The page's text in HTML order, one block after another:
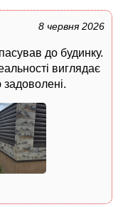
8 червня 2026
до будинку.
виглядає